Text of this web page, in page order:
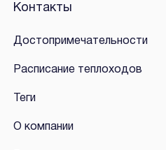
Контакты
Достопримечательности
Расписание теплоходов
Теги
О компании